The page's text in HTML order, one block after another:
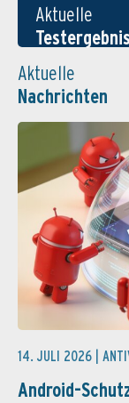
Aktuelle
Aktuelle
Nachrichten
14. JULI 2026 |
Android-